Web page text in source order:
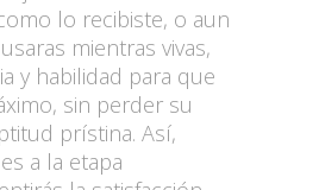
lo recibiste, o aun
mientras vivas,
y habilidad para que
sin perder su
prístina. Así,
a la etapa